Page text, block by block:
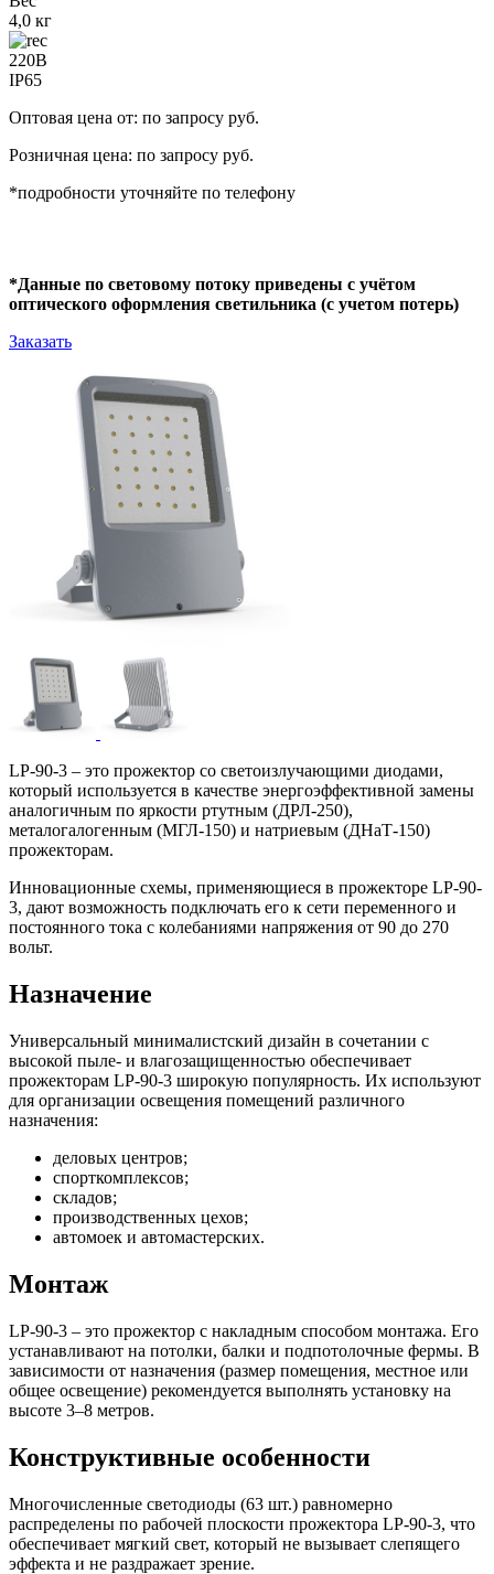
4,0 кг
220В
IP65
Оптовая цена от: по запросу руб.
Розничная цена: по запросу руб.
*подробности уточняйте по телефону
*Данные по световому потоку приведены с учётом
оптического оформления светильника (с учетом потерь)
Заказать
LP-90-3 – это прожектор со светоизлучающими диодами,
который используется в качестве энергоэффективной замены
аналогичным по яркости ртутным (ДРЛ-250),
металогалогенным (МГЛ-150) и натриевым (ДНаТ-150)
прожекторам.
Инновационные схемы, применяющиеся в прожекторе LP-90-
3, дают возможность подключать его к сети переменного и
постоянного тока с колебаниями напряжения от 90 до 270
вольт.
Назначение
Универсальный минималистский дизайн в сочетании с
высокой пыле- и влагозащищенностью обеспечивает
прожекторам LP-90-3 широкую популярность. Их используют
для организации освещения помещений различного
назначения:
деловых центров;
спорткомплексов;
складов;
производственных цехов;
автомоек и автомастерских.
Монтаж
LP-90-3 – это прожектор с накладным способом монтажа. Его
устанавливают на потолки, балки и подпотолочные фермы. В
зависимости от назначения (размер помещения, местное или
общее освещение) рекомендуется выполнять установку на
высоте 3–8 метров.
Конструктивные особенности
Многочисленные светодиоды (63 шт.) равномерно
распределены по рабочей плоскости прожектора LP-90-3, что
обеспечивает мягкий свет, который не вызывает слепящего
эффекта и не раздражает зрение.